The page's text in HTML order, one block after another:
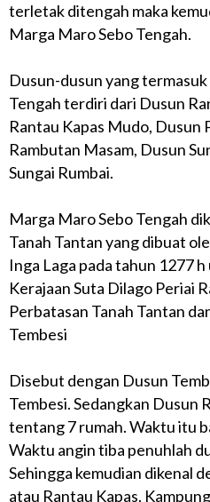
terletak ditengah maka
Marga Maro Sebo Tengah.
Dusun-dusun yang
Tengah terdiri dari Dusun
Rantau Kapas Mudo, Dusun
Rambutan Masam, Dusun
Sungai Rumbai.
Marga Maro Sebo Tengah
Tanah Tantan yang dibuat
Inga Laga pada tahun 1277
Kerajaan Suta Dilago Periai
Perbatasan Tanah Tantan
Tembesi
Disebut dengan Dusun
Tembesi. Sedangkan Dusun
tentang 7 rumah. Waktu itu
Waktu angin tiba penuhlah
Sehingga kemudian dikenal
atau Rantau Kapas.